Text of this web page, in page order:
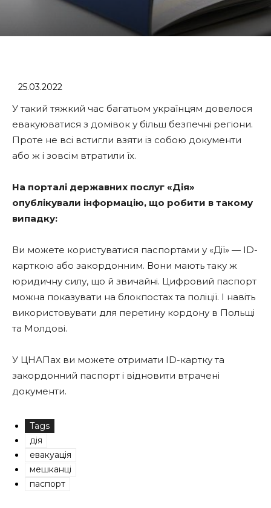
25.03.2022
У такий тяжкий час багатьом українцям довелося
евакуюватися з домівок у більш безпечні регіони.
Проте не всі встигли взяти із собою документи
або ж і зовсім втратили їх.
На порталі державних послуг «Дія»
опублікували інформацію, що робити в такому
випадку:
Ви можете користуватися паспортами у «Дії» — ID-
карткою або закордонним. Вони мають таку ж
юридичну силу, що й звичайні. Цифровий паспорт
можна показувати на блокпостах та поліції. І навіть
використовувати для перетину кордону в Польщі
та Молдові.
У ЦНАПах ви можете отримати ID-картку та
закордонний паспорт і відновити втрачені
документи.
Tags
дія
евакуація
мешканці
паспорт